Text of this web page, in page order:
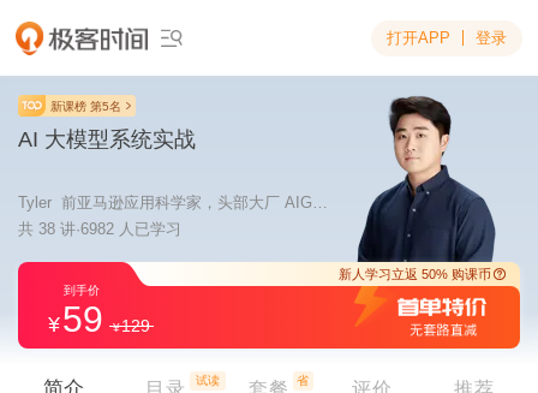
 打开APP 登录
新课榜 第5名
AI 大模型系统实战
Tyler 前亚马逊应用科学家，头部大厂 AIGC 算法技术负责人
共 38 讲·6982 人已学习
59 129
新人学习立返
目录 试读 套餐 省 评价 推荐